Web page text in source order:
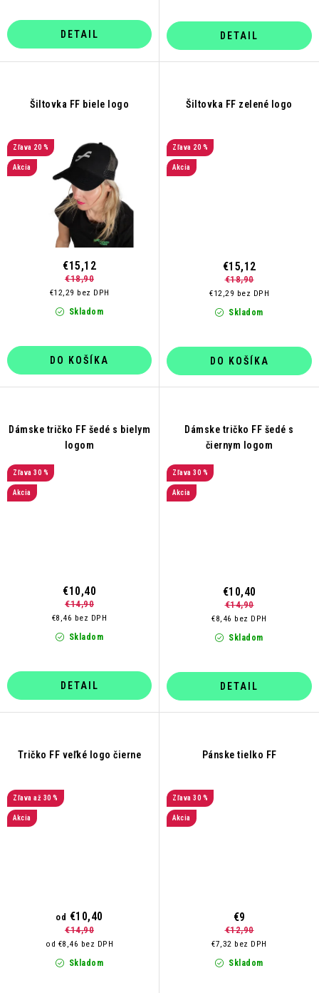
DETAIL DETAIL
Šiltovka FF biele logo
20 %
Akcia
Skladom
€12,29 bez DPH
€15,12
€18,90
DO KOŠÍKA
Šiltovka FF zelené logo
20 %
Akcia
Skladom
€12,29 bez DPH
€15,12
€18,90
DO KOŠÍKA
Dámske tričko FF šedé s bielym
logom
30 %
Akcia
Skladom
€8,46 bez DPH
€10,40
€14,90
DETAIL
Dámske tričko FF šedé s
čiernym logom
30 %
Akcia
Skladom
€8,46 bez DPH
€10,40
€14,90
DETAIL
Tričko FF veľké logo čierne
až 30 %
Akcia
Skladom
od €8,46 bez DPH
od €10,40
€14,90
Pánske tielko FF
30 %
Akcia
Skladom
€7,32 bez DPH
€9
€12,90